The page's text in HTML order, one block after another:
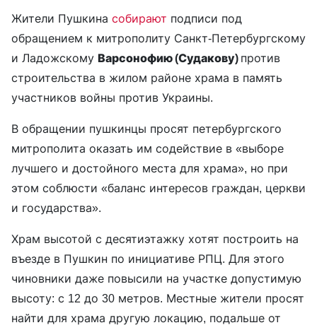
Жители Пушкина собирают подписи под
обращением к митрополиту Санкт-Петербургскому
и Ладожскому Варсонофию (Судакову) против
строительства в жилом районе храма в память
участников войны против Украины.
В обращении пушкинцы просят петербургского
митрополита оказать им содействие в «выборе
лучшего и достойного места для храма», но при
этом соблюсти «баланс интересов граждан, церкви
и государства».
Храм высотой с десятиэтажку хотят построить на
въезде в Пушкин по инициативе РПЦ. Для этого
чиновники даже повысили на участке допустимую
высоту: с 12 до 30 метров. Местные жители просят
найти для храма другую локацию, подальше от